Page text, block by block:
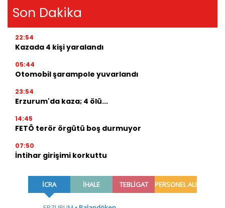
Son Dakika
22:54
Kazada 4 kişi yaralandı
05:44
Otomobil şarampole yuvarlandı
23:54
Erzurum'da kaza; 4 ölü...
14:45
FETÖ terör örgütü boş durmuyor
07:50
İntihar girişimi korkuttu